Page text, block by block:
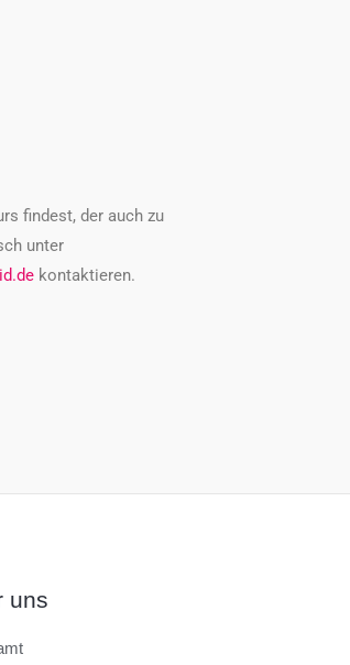
findest, der auch zu
unter
kontaktieren.
uns